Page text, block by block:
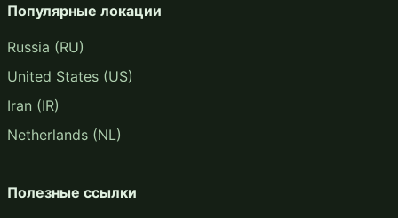
Популярные локации
Russia (RU)
United States (US)
Iran (IR)
Netherlands (NL)
Полезные ссылки